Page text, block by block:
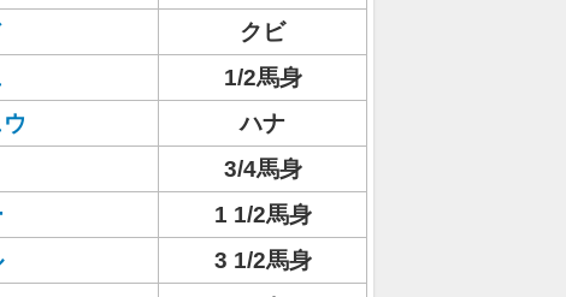
クビ
1/2馬身
ハナ
3/4馬身
1 1/2馬身
3 1/2馬身